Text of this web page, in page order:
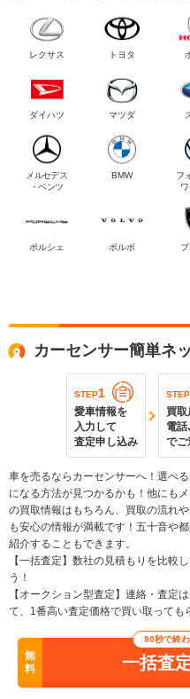
レクサス トヨタ
ダイハツ マツダ
メルセデス
・ベンツ
BMW
フ
ポルシェ ボルボ
カーセンサー簡単ネ
STEP1
愛車情報を
入力して
査定申し込み
STEP
買取
電話
でご
車を売るならカーセンサーへ！選べ
になる方法が見つかるかも！他にも
の買取情報はもちろん、買取の流れ
も安心の情報が満載です！五十音や
紹介することもできます。
【一括査定】数社の見積もりを比較
う！
【オークション型査定】連絡・査定
て、1番高い査定価格で買い取っても
無
料
90秒で終
一括査